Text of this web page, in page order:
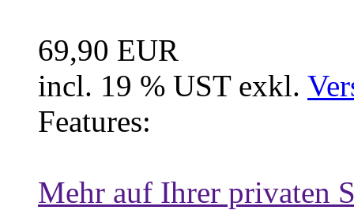
69,90 EUR
incl. 19 % UST exkl.
Features:
Mehr auf Ihrer privaten